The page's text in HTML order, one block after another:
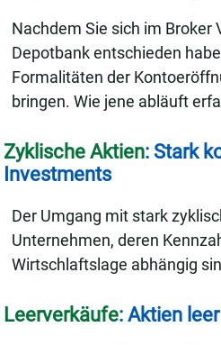
Nachdem Sie sich im Broker
Depotbank entschieden
Formalitäten der
bringen. Wie jene abläuft
Zyklische Aktien: Stark
Investments
Der Umgang mit stark
Unternehmen, deren
Wirtschlaftslage abhängig
Leerverkäufe: Aktien